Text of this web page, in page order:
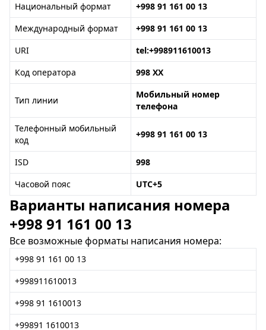
Национальный формат
+998 91 161 00 13
Международный формат
+998 91 161 00 13
URI
tel:+998911610013
Код оператора
998 XX
Тип линии
Мобильный номер
телефона
Телефонный мобильный
код
+998 91 161 00 13
ISD
998
Часовой пояс
UTC+5
Варианты написания номера
+998 91 161 00 13
Все возможные форматы написания номера:
+998 91 161 00 13
+998911610013
+998 91 1610013
+99891 1610013